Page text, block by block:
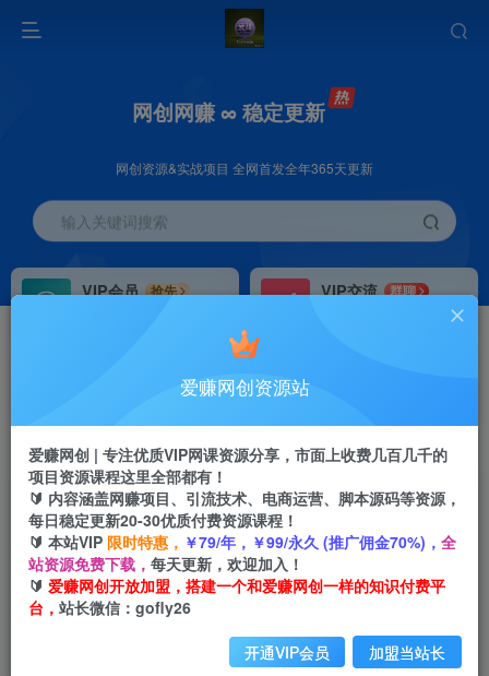
网创网赚 ∞ 稳定更新
网创资源&实战项目 全网首发全年365天更新
输入关键词搜索
VIP会员
抢先
VIP交流
群聊
研究探讨更多创业项目路子。
会员专属推广链接
首页 创业课程 会员专属 正文
（5029期）2023最火微信看图找茬小程序，可对
接流量主【源码+教程】
爱赚网创
2年前发布
关注 私信
爱赚网创资源站
爱赚网创 | 专注优质VIP网课资源分享，市面上收费几百几千的
项目资源课程这里全部都有！
🔰 内容涵盖网赚项目、引流技术、电商运营、脚本源码等资源，
每日稳定更新20-30优质付费资源课程！
🔰 本站VIP 限时特惠， ￥79/年，￥99/永久 (推广佣金70%)， 全
站资源免费下载， 每天更新，欢迎加入！
🔰 爱赚网创开放加盟，搭建一个和爱赚网创一样的知识付费平
台， 站长微信：gofly26
开通VIP会员 加盟当站长